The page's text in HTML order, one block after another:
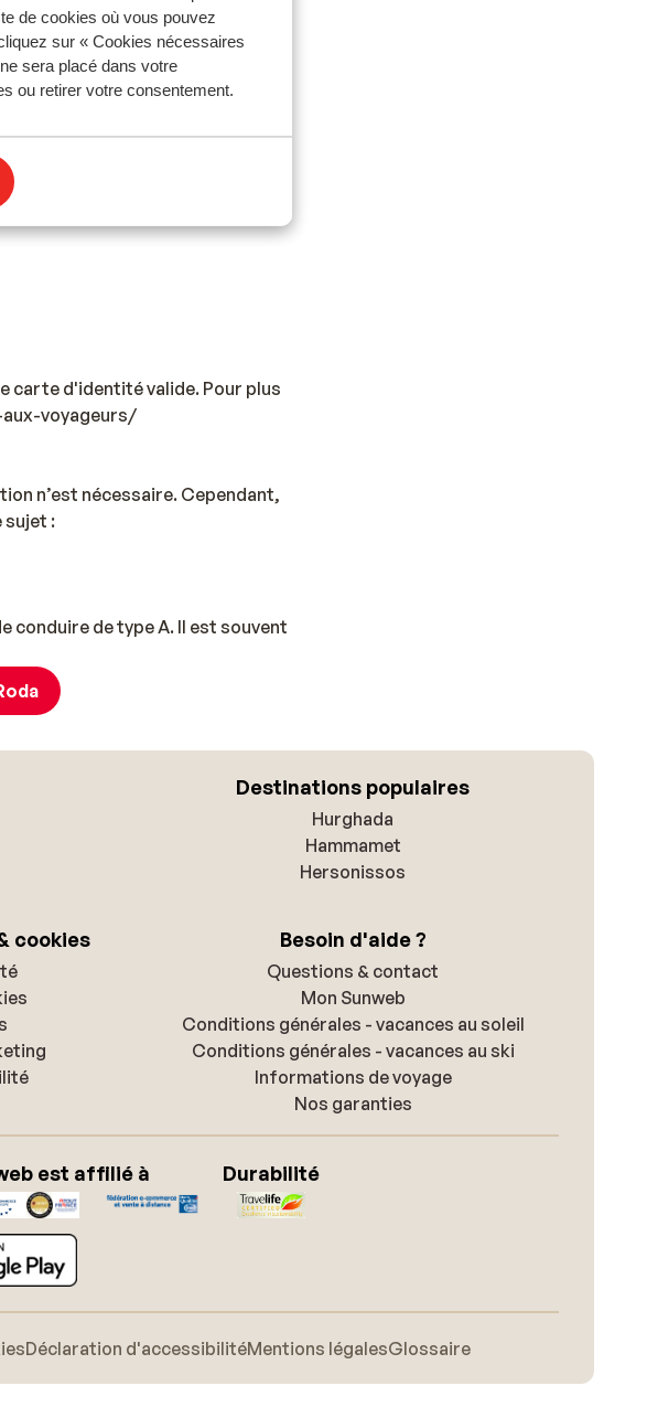
de cookies où vous pouvez
sur « Cookies nécessaires
sera placé dans votre
ou retirer votre consentement.
carte d'identité valide. Pour plus
voyageurs/
n’est nécessaire. Cependant,
:
conduire de type A. Il est souvent
Destinations populaires
Hurghada
Hammamet
Hersonissos
cookies Besoin d'aide ?
Questions & contact
Mon Sunweb
Conditions générales - vacances au soleil
Conditions générales - vacances au ski
Informations de voyage
Nos garanties
est affilié à Durabilité
Déclaration d'accessibilitéMentions légalesGlossaire